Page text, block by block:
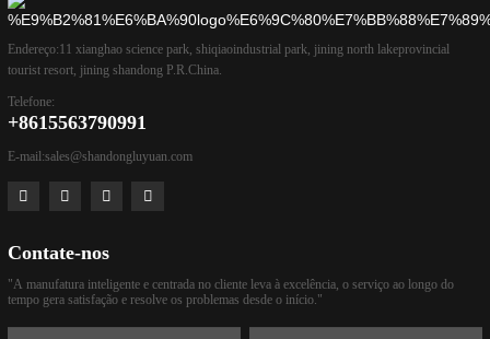
Endereço:11 xianghao science park, shiqiaoindustrial park, jining north lakeprovincial
tourist resort, jining shandong P.R.China.
Telefone:
+8615563790991
E-mail:sales@shandongluyuan.com
Contate-nos
"A manufatura inteligente e centrada no cliente leva à excelência, o serviço ao longo do
tempo gera satisfação e resolve os problemas desde o início."